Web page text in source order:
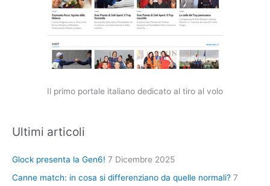
Il primo portale italiano dedicato al tiro al volo
Ultimi articoli
Glock presenta la Gen6! 7 Dicembre 2025
Canne match: in cosa si differenziano da quelle normali? 7